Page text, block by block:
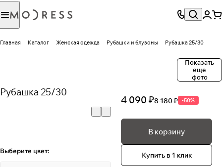
Главная Каталог Женская одежда Рубашки и блузоны Рубашка 25/30
Показать
еще
фото
Рубашка 25/30
Выберите цвет:
4 090 ₽8 180 ₽ -50%
В корзину
Купить в 1 клик